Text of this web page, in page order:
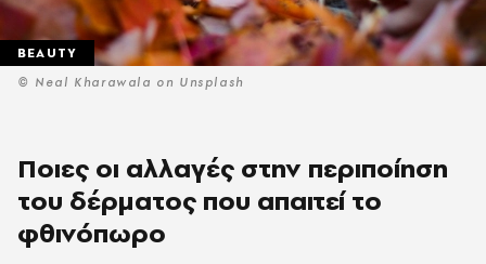
© Neal Kharawala on Unsplash
BEAUTY
Ποιες οι αλλαγές στην περιποίηση
του δέρματος που απαιτεί το
φθινόπωρο